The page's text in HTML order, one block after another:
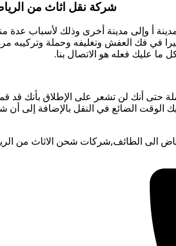
شركة نقل اثاث من
أ وإلى مدينة أخرى وذلك لأسباب عدة
في فك العفش وتغليفه وحملة وتركيبه
عليك فعله هو الاتصال بنا.
حتى أنك لن تشعر على الإطلاق بأنك
الوقت الضائع في النقل بالإضافة
الى الطائف,شركات شحن الاثاث من